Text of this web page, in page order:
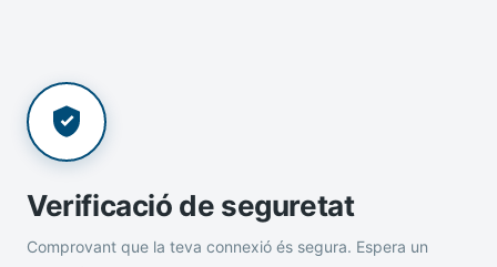
Verificació de seguretat
Comprovant que la teva connexió és segura. Espera un